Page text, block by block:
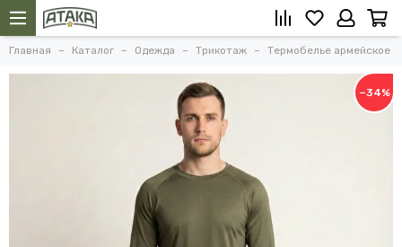
Главная Каталог Одежда Трикотаж Термобелье армейское
−34%